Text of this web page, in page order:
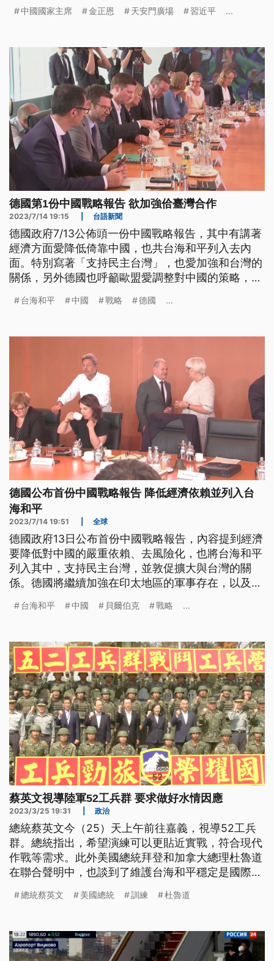
表態。
中國國家主席 金正恩 天安門廣場 習近平 ...
德國第1份中國戰略報告 欲加強佮臺灣合作
2023/7/14 19:15 台語新聞
德國政府7/13公佈頭一份中國戰略報告，其中有講著
經濟方面愛降低倚靠中國，也共台海和平列入去內
面。特別寫著「支持民主台灣」，也愛加強和台灣的
關係，另外德國也呼籲歐盟愛調整對中國的策略，對
台海和平 中國 戰略 德國 ...
德國公布首份中國戰略報告 降低經濟依賴並列入台
海和平
2023/7/14 19:51 全球
德國政府13日公布首份中國戰略報告，內容提到經濟
要降低對中國的嚴重依賴、去風險化，也將台海和平
列入其中，支持民主台灣，並敦促擴大與台灣的關
係。德國將繼續加強在印太地區的軍事存在，以及夥
台海和平 中國 貝爾伯克 戰略 ...
蔡英文視導陸軍52工兵群 要求做好水情因應
2023/3/25 19:31 政治
總統蔡英文今（25）天上午前往嘉義，視導52工兵
群。總統指出，希望演練可以更貼近實戰，符合現代
作戰等需求。此外美國總統拜登和加拿大總理杜魯道
在聯合聲明中，也談到了維護台海和平穩定是國際安
總統蔡英文 美國總統 訓練 杜魯道